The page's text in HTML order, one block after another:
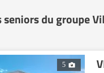
seniors du groupe
5